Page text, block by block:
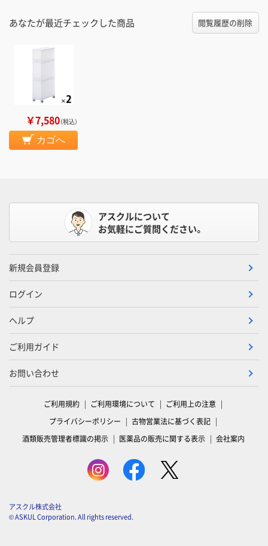
あなたが最近チェックした商品 閲覧履歴の削除
￥7,580（税込）
カゴへ
アスクルについて
お気軽にご質問ください。
新規会員登録
ログイン
ヘルプ
ご利用ガイド
お問い合わせ
ご利用規約 ご利用環境について
ご利用上の注意
プライバシーポリシー
古物営業法に基づく表記
酒類販売管理者標識の掲示
医薬品の販売に関する表示 会社案内
アスクル株式会社
© ASKUL Corporation. All rights reserved.